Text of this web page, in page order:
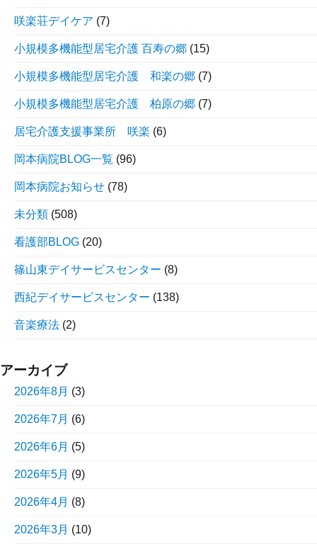
咲楽荘デイケア (7)
小規模多機能型居宅介護 百寿の郷 (15)
小規模多機能型居宅介護 和楽の郷 (7)
小規模多機能型居宅介護 柏原の郷 (7)
居宅介護支援事業所 咲楽 (6)
岡本病院BLOG一覧 (96)
岡本病院お知らせ (78)
未分類 (508)
看護部BLOG (20)
篠山東デイサービスセンター (8)
西紀デイサービスセンター (138)
音楽療法 (2)
アーカイブ
2026年8月 (3)
2026年7月 (6)
2026年6月 (5)
2026年5月 (9)
2026年4月 (8)
2026年3月 (10)